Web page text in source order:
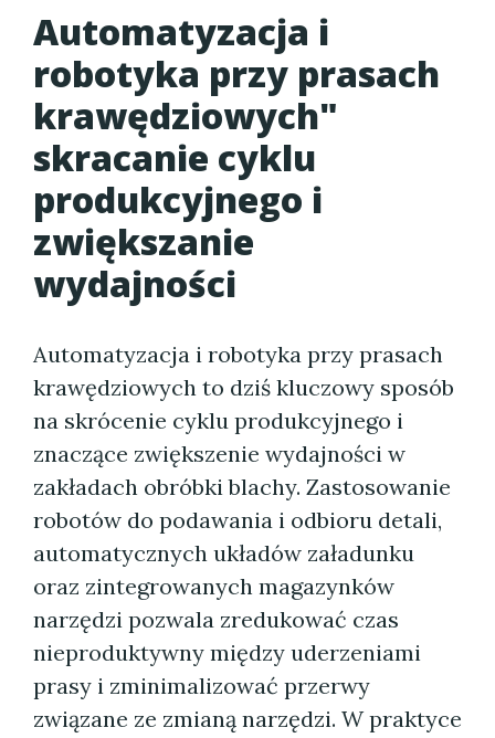
Automatyzacja i
robotyka przy prasach
krawędziowych"
skracanie cyklu
produkcyjnego i
zwiększanie
wydajności
Automatyzacja i robotyka przy prasach
krawędziowych to dziś kluczowy sposób
na skrócenie cyklu produkcyjnego i
znaczące zwiększenie wydajności w
zakładach obróbki blachy. Zastosowanie
robotów do podawania i odbioru detali,
automatycznych układów załadunku
oraz zintegrowanych magazynków
narzędzi pozwala zredukować czas
nieproduktywny między uderzeniami
prasy i zminimalizować przerwy
związane ze zmianą narzędzi. W praktyce